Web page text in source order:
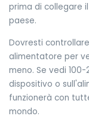
prima di collegare
paese.
Dovresti
alimentatore per
meno. Se vedi
dispositivo o
funzionerà con
mondo.